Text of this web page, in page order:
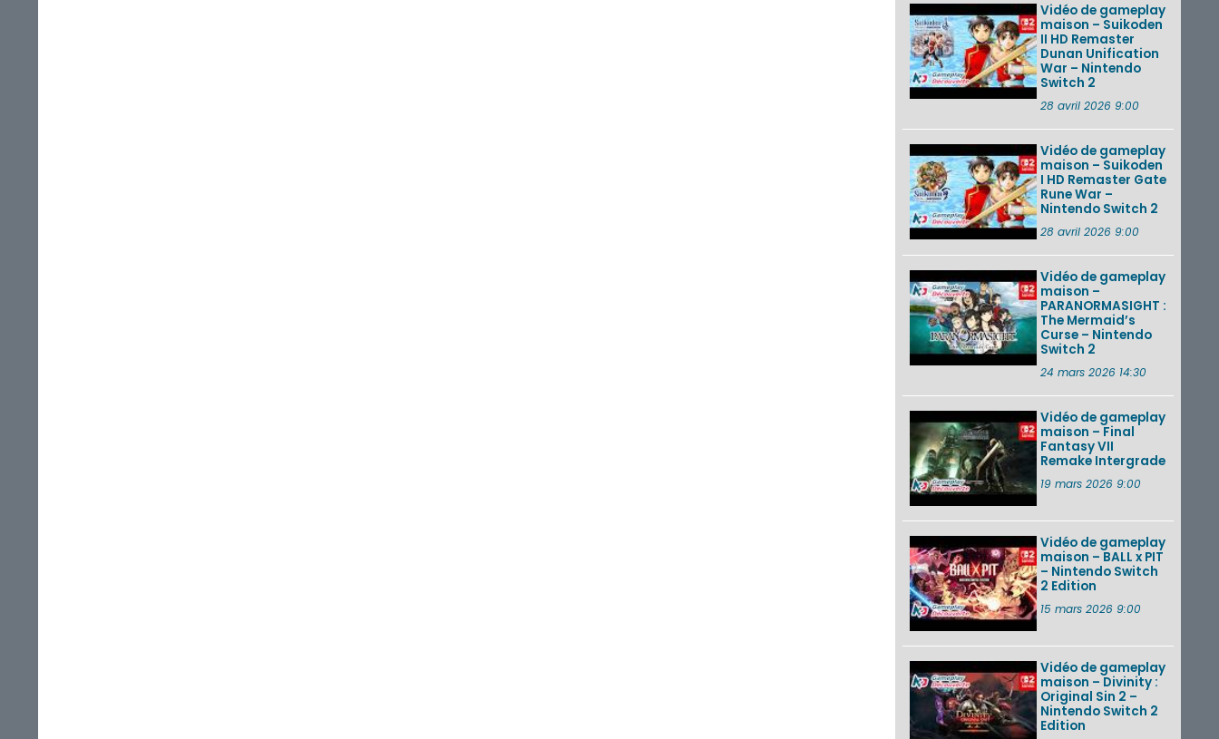
Vidéo de gameplay
maison – Suikoden
II HD Remaster
Dunan Unification
War – Nintendo
Switch 2
28 avril 2026 9:00
Vidéo de gameplay
maison – Suikoden
I HD Remaster Gate
Rune War –
Nintendo Switch 2
28 avril 2026 9:00
Vidéo de gameplay
maison –
PARANORMASIGHT :
The Mermaid’s
Curse – Nintendo
Switch 2
24 mars 2026 14:30
Vidéo de gameplay
maison – Final
Fantasy VII
Remake Intergrade
19 mars 2026 9:00
Vidéo de gameplay
maison – BALL x PIT
– Nintendo Switch
2 Edition
15 mars 2026 9:00
Vidéo de gameplay
maison – Divinity :
Original Sin 2 –
Nintendo Switch 2
Edition